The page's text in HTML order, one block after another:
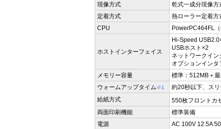
現像方式
乾式一成分現像方
定着方式
熱ローラー定着方
CPU
PowerPC464FL
ホストインターフェイス
Hi-Speed
USBホスト×2
ネットワークイ
オプションイン
メモリー容量
標準：512MB＋
ウォームアップタイム※1
約20秒以下、ス
給紙方式
550枚フロントカ
両面印刷機能
標準装備
電源
AC 100V 12.5A